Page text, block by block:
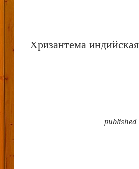
Хризантема
published